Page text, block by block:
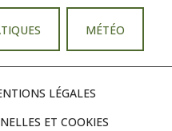
MÉTÉO
LÉGALES
ET COOKIES